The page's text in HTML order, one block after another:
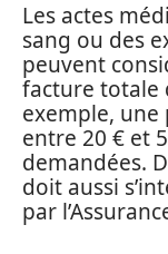
Les actes
sang ou des
peuvent
facture totale
exemple,
entre 20 € et
demandées.
doit aussi
par